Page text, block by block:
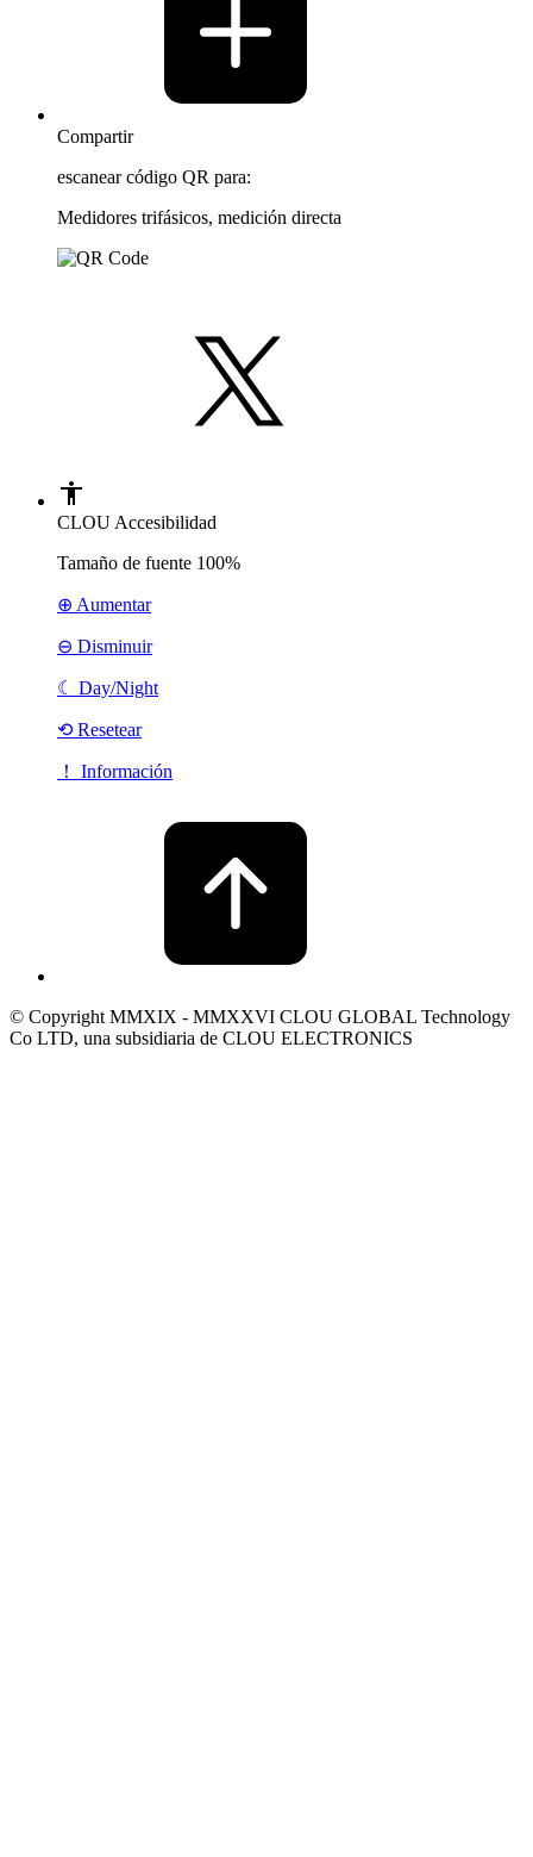
Compartir
escanear código QR para:
Medidores trifásicos, medición directa
CLOU Accesibilidad
Tamaño de fuente 100%
⊕ Aumentar
⊖ Disminuir
☾ Day/Night
⟲ Resetear
！ Información
© Copyright MMXIX - MMXXVI CLOU GLOBAL Technology
Co LTD, una subsidiaria de CLOU ELECTRONICS